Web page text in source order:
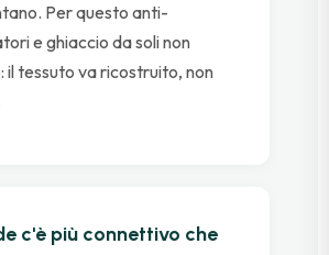
Per questo anti-
e ghiaccio da soli non
il tessuto va ricostruito, non
c'è più connettivo che